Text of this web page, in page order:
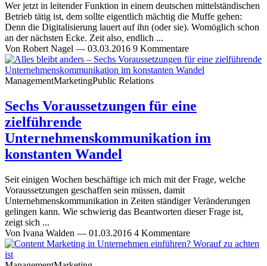
Wer jetzt in leitender Funktion in einem deutschen mittelständischen
Betrieb tätig ist, dem sollte eigentlich mächtig die Muffe gehen:
Denn die Digitalisierung lauert auf ihn (oder sie). Womöglich schon
an der nächsten Ecke. Zeit also, endlich ...
Von Robert Nagel — 03.03.2016 9 Kommentare
ManagementMarketingPublic Relations
Sechs Voraussetzungen für eine
zielführende
Unternehmenskommunikation im
konstanten Wandel
Seit einigen Wochen beschäftige ich mich mit der Frage, welche
Voraussetzungen geschaffen sein müssen, damit
Unternehmenskommunikation in Zeiten ständiger Veränderungen
gelingen kann. Wie schwierig das Beantworten dieser Frage ist,
zeigt sich ...
Von Ivana Walden — 01.03.2016 4 Kommentare